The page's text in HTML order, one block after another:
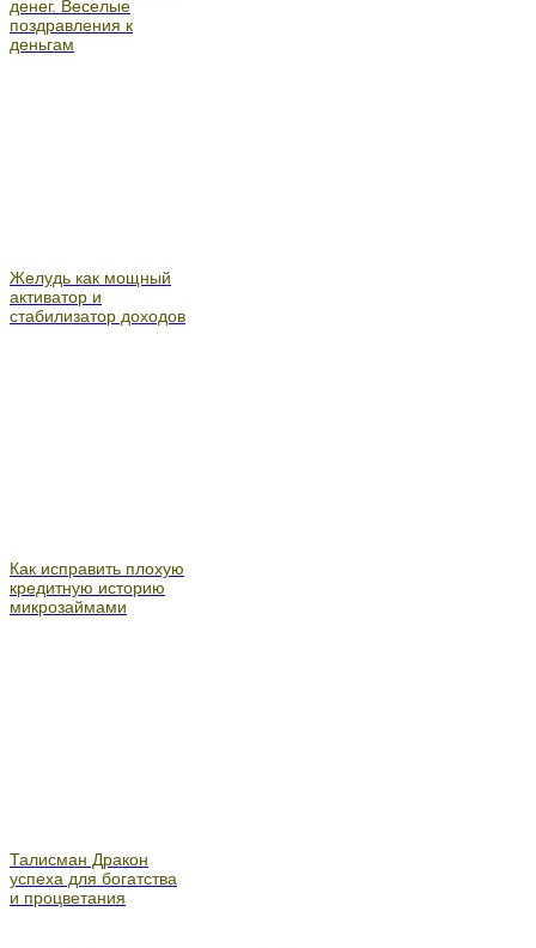
денег. Веселые
поздравления к
деньгам
Желудь как мощный
активатор и
стабилизатор доходов
Как исправить плохую
кредитную историю
микрозаймами
Талисман Дракон
успеха для богатства
и процветания